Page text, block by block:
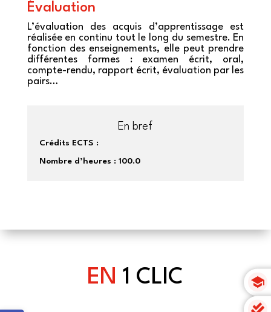
Évaluation
L’évaluation des acquis d’apprentissage est
réalisée en continu tout le long du semestre. En
fonction des enseignements, elle peut prendre
différentes formes : examen écrit, oral,
compte-rendu, rapport écrit, évaluation par les
pairs…
En bref
Crédits ECTS :
Nombre d’heures : 100.0
EN 1 CLIC